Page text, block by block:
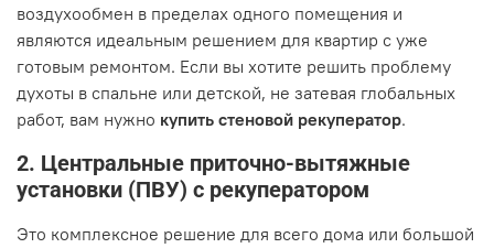
воздухообмен в пределах одного помещения и
являются идеальным решением для квартир с уже
готовым ремонтом. Если вы хотите решить проблему
духоты в спальне или детской, не затевая глобальных
работ, вам нужно купить стеновой рекуператор.
2. Центральные приточно-вытяжные
установки (ПВУ) с рекуператором
Это комплексное решение для всего дома или большой